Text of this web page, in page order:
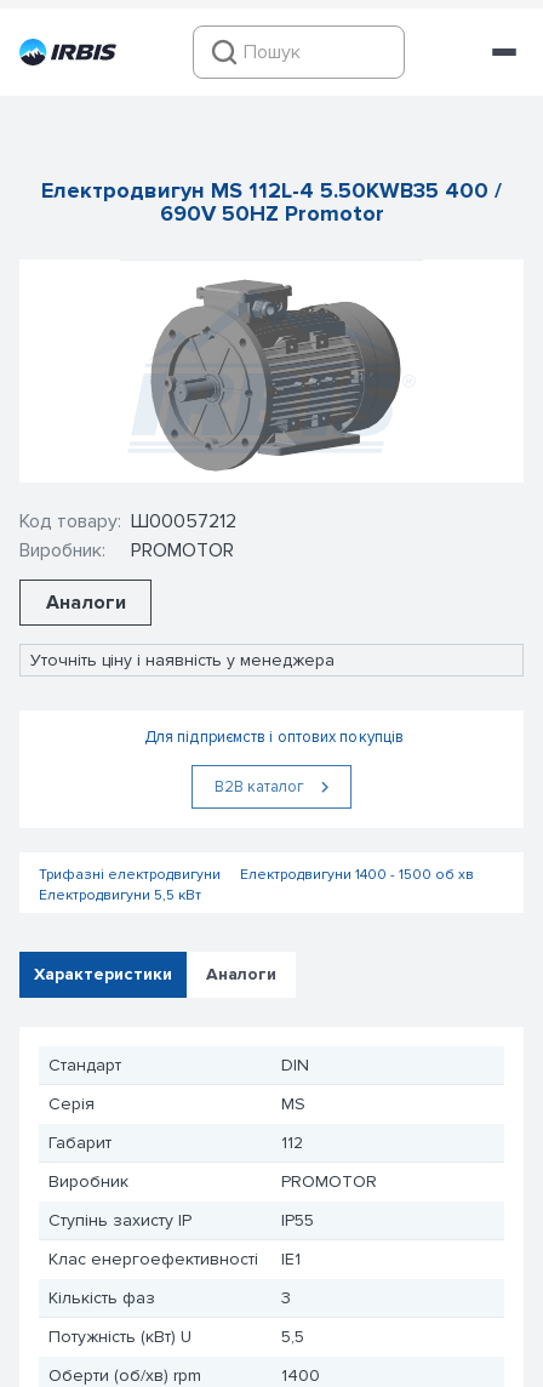
Електродвигун MS 112L-4 5.50KWB35 400 /
690V 50HZ Promotor
Код товару:
Виробник:
Ш00057212
PROMOTOR
Аналоги
Уточніть ціну і наявність у менеджера
Для підприємств і оптових покупців
В2В каталог
Трифазні електродвигуни
Електродвигуни 1400 - 1500 об хв
Електродвигуни 5,5 кВт
Характеристики Аналоги
Стандарт
DIN
Серія
MS
Габарит
112
Виробник
PROMOTOR
Ступінь захисту IP
IP55
Клас енергоефективності
IE1
Кількість фаз
3
Потужність (кВт) U
5,5
Оберти (об/хв) rpm
1400